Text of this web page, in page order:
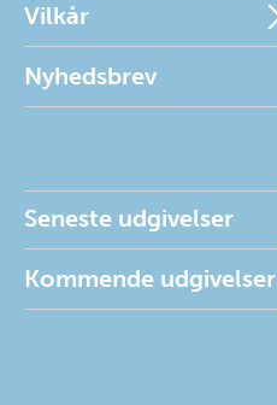
Vilkår
Nyhedsbrev
Seneste udgivelser
Kommende udgivelser